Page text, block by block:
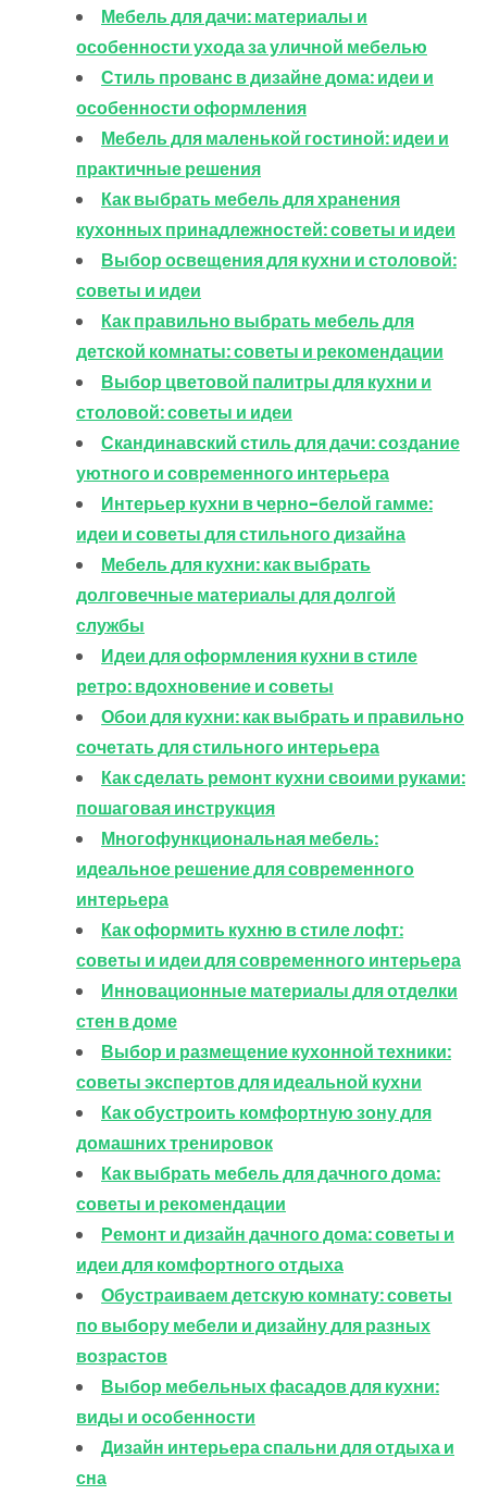
Мебель для дачи: материалы и
особенности ухода за уличной мебелью
Стиль прованс в дизайне дома: идеи и
особенности оформления
Мебель для маленькой гостиной: идеи и
практичные решения
Как выбрать мебель для хранения
кухонных принадлежностей: советы и идеи
Выбор освещения для кухни и столовой:
советы и идеи
Как правильно выбрать мебель для
детской комнаты: советы и рекомендации
Выбор цветовой палитры для кухни и
столовой: советы и идеи
Скандинавский стиль для дачи: создание
уютного и современного интерьера
Интерьер кухни в черно-белой гамме:
идеи и советы для стильного дизайна
Мебель для кухни: как выбрать
долговечные материалы для долгой
службы
Идеи для оформления кухни в стиле
ретро: вдохновение и советы
Обои для кухни: как выбрать и правильно
сочетать для стильного интерьера
Как сделать ремонт кухни своими руками:
пошаговая инструкция
Многофункциональная мебель:
идеальное решение для современного
интерьера
Как оформить кухню в стиле лофт:
советы и идеи для современного интерьера
Инновационные материалы для отделки
стен в доме
Выбор и размещение кухонной техники:
советы экспертов для идеальной кухни
Как обустроить комфортную зону для
домашних тренировок
Как выбрать мебель для дачного дома:
советы и рекомендации
Ремонт и дизайн дачного дома: советы и
идеи для комфортного отдыха
Обустраиваем детскую комнату: советы
по выбору мебели и дизайну для разных
возрастов
Выбор мебельных фасадов для кухни:
виды и особенности
Дизайн интерьера спальни для отдыха и
сна